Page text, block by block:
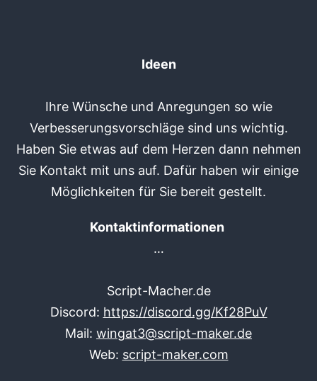
Ideen
Ihre Wünsche und Anregungen so wie
Verbesserungsvorschläge sind uns wichtig.
Haben Sie etwas auf dem Herzen dann nehmen
Sie Kontakt mit uns auf. Dafür haben wir einige
Möglichkeiten für Sie bereit gestellt.
Kontaktinformationen
…
Script-Macher.de
Discord: https://discord.gg/Kf28PuV
Mail: wingat3@script-maker.de
Web: script-maker.com